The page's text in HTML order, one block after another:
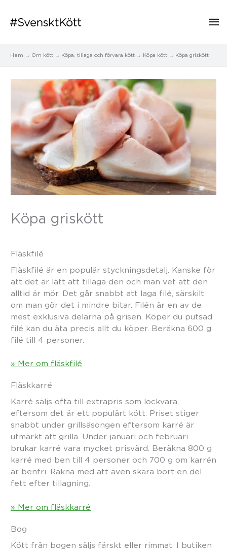
Hem Om kött Köpa, tillaga och förvara kött Köpa kött Köpa griskött
Köpa griskött
Fläskfilé
Fläskfilé är en populär styckningsdetalj. Kanske för
att det är lätt att tillaga den och man vet att den
alltid är mör. Det går snabbt att laga filé, särskilt
om man gör det i mindre bitar. Filén är en av de
mest exklusiva delarna på grisen. Köper du putsad
filé kan du äta precis allt du köper. Beräkna 600 g
filé till 4 personer.
» Mer om fläskfilé
Fläskkarré
Karré säljs ofta till extrapris som lockvara,
eftersom det är ett populärt kött. Priset stiger
snabbt under grillsäsongen eftersom karré är
utmärkt att grilla. Under januari och februari
brukar karré vara mycket prisvärd. Beräkna 800 g
karré med ben till 4 personer och 700 g om karrén
är benfri. Räkna med att även skära bort en del
fett efter tillagning.
» Mer om fläskkarré
Bog
Kött från bogen säljs färskt eller rimmat. I butiken